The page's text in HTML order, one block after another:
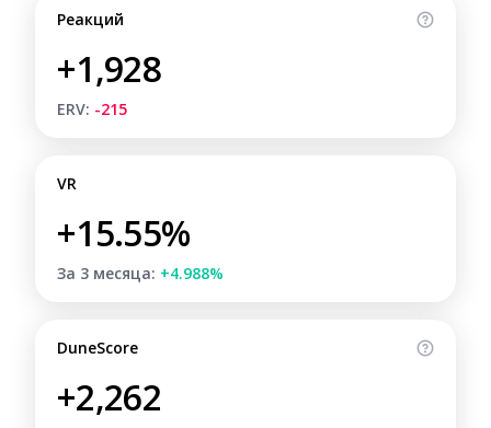
Реакций
+1,928
ERV: -215
VR
+15.55%
За 3 месяца: +4.988%
DuneScore
+2,262